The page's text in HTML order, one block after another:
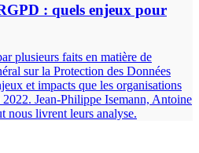
: quels enjeux pour
plusieurs faits en matière de
sur la Protection des Données
et impacts que les organisations
Jean-Philippe Isemann, Antoine
nous livrent leurs analyse.